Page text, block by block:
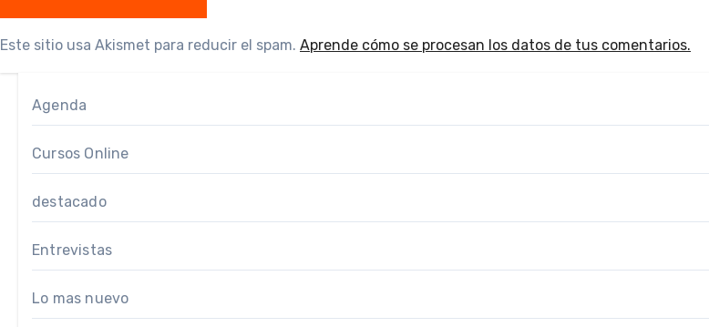
Este sitio usa Akismet para reducir el spam. Aprende cómo se procesan los datos de tus comentarios.
Agenda
Cursos Online
destacado
Entrevistas
Lo mas nuevo